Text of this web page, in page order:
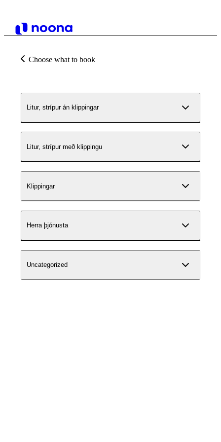
Choose what to book
Litur, strípur án klippingar
Litur, strípur með klippingu
Klippingar
Herra þjónusta
Uncategorized